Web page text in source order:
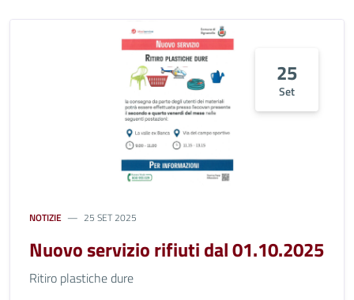
25
Set
NOTIZIE 25 SET 2025
Nuovo servizio rifiuti dal 01.10.2025
Ritiro plastiche dure